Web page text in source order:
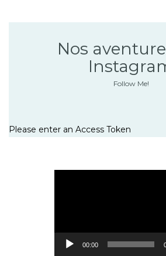
Nos
Follow Me!
Please enter an Access Token
00:00